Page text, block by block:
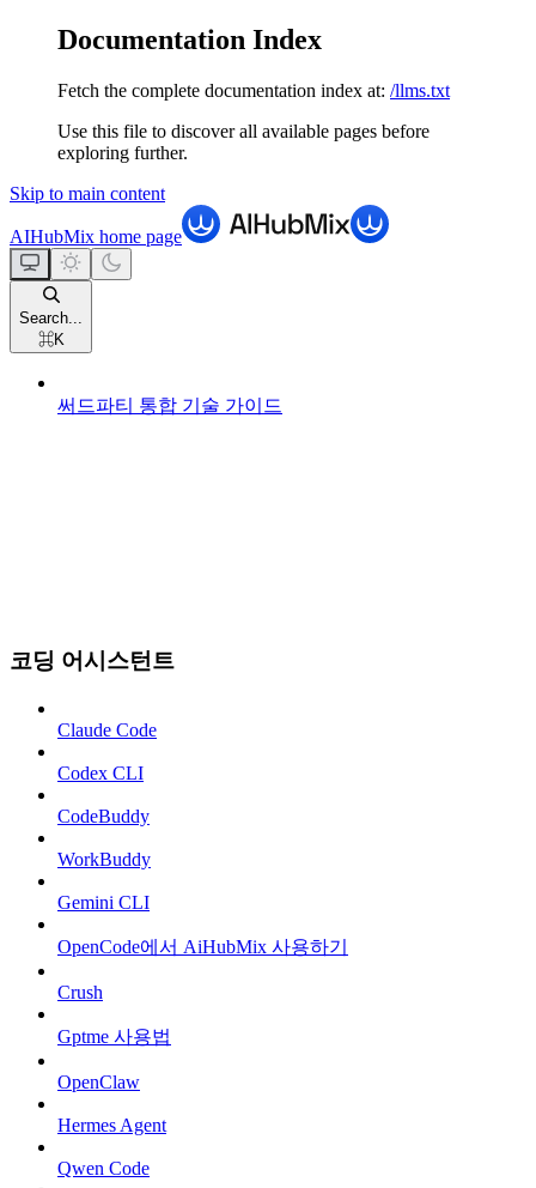
Documentation Index
Fetch the complete documentation index at: /llms.txt
Use this file to discover all available pages before
exploring further.
Skip to main content
AIHubMix home page
Search...
⌘K
써드파티 통합 기술 가이드
코딩 어시스턴트
Claude Code
Codex CLI
CodeBuddy
WorkBuddy
Gemini CLI
OpenCode에서 AiHubMix 사용하기
Crush
Gptme 사용법
OpenClaw
Hermes Agent
Qwen Code